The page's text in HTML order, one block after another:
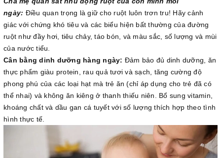
ngày: Điều quan trọng là giữ cho ruột luôn trơn tru! Hãy cảnh
giác với chứng khó tiêu và các biểu hiện bất thường của đường
ruột như đầy hơi, tiêu chảy, táo bón, và màu sắc, số lượng và mùi
của nước tiểu.
Cân bằng dinh dưỡng hàng ngày: Đảm bảo đủ dinh dưỡng, ăn
thực phẩm giàu protein, rau quả tươi và sạch, tăng cường độ
phong phú của các loại hạt mà trẻ ăn (chỉ áp dụng cho trẻ đã có
thể nhai) và không ăn kiêng ở thanh thiếu niên. Bổ sung vitamin,
khoáng chất và dầu gan cá tuyết với số lượng thích hợp theo tình
hình thực tế.